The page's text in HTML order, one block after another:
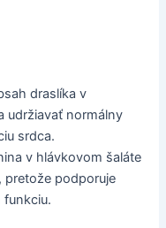
draslíka v
udržiavať normálny
srdca.
v hlávkovom šaláte
pretože podporuje
funkciu.